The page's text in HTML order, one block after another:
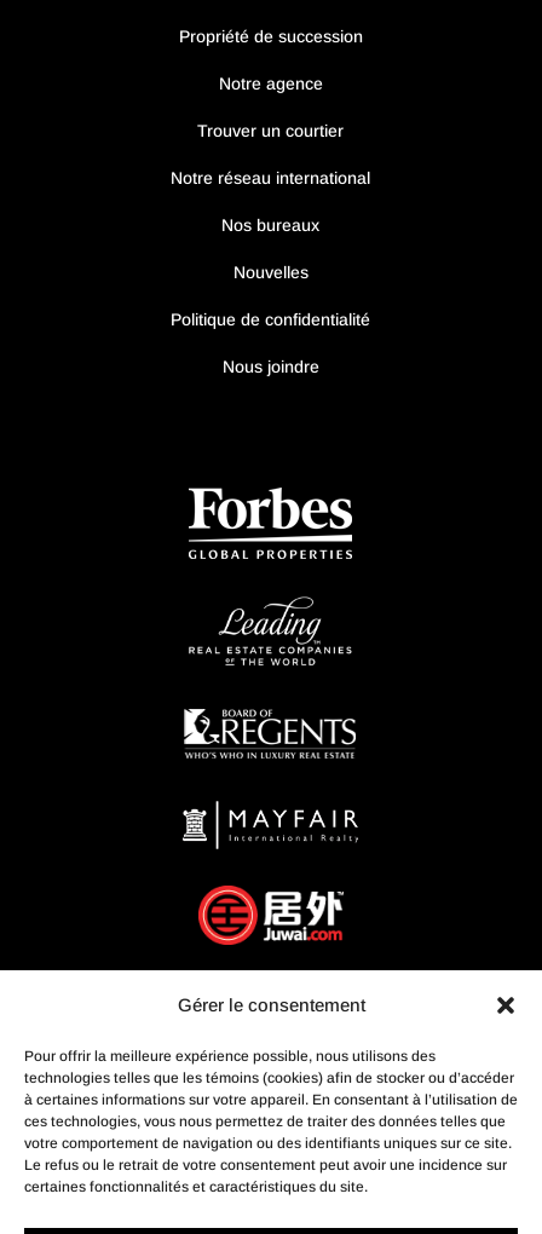
Gérer le consentement
Pour offrir la meilleure expérience possible, nous utilisons des
technologies telles que les témoins (cookies) afin de stocker ou d’accéder
à certaines informations sur votre appareil. En consentant à l’utilisation de
ces technologies, vous nous permettez de traiter des données telles que
votre comportement de navigation ou des identifiants uniques sur ce site.
Le refus ou le retrait de votre consentement peut avoir une incidence sur
certaines fonctionnalités et caractéristiques du site.
Propriété de succession
Notre agence
Trouver un courtier
Notre réseau international
Nos bureaux
Nouvelles
Politique de confidentialité
Nous joindre